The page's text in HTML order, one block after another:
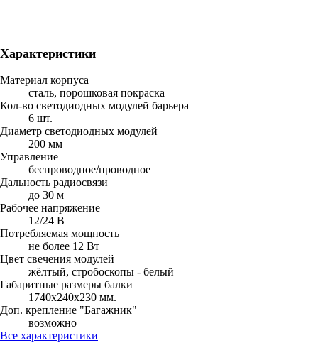
Характеристики
Материал корпуса
сталь, порошковая покраска
Кол-во светодиодных модулей барьера
6 шт.
Диаметр светодиодных модулей
200 мм
Управление
беспроводное/проводное
Дальность радиосвязи
до 30 м
Рабочее напряжение
12/24 В
Потребляемая мощность
не более 12 Вт
Цвет свечения модулей
жёлтый, стробоскопы - белый
Габаритные размеры балки
1740х240х230 мм.
Доп. крепление "Багажник"
возможно
Все характеристики